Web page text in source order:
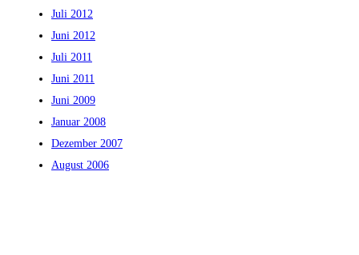
Juli 2012
Juni 2012
Juli 2011
Juni 2011
Juni 2009
Januar 2008
Dezember 2007
August 2006